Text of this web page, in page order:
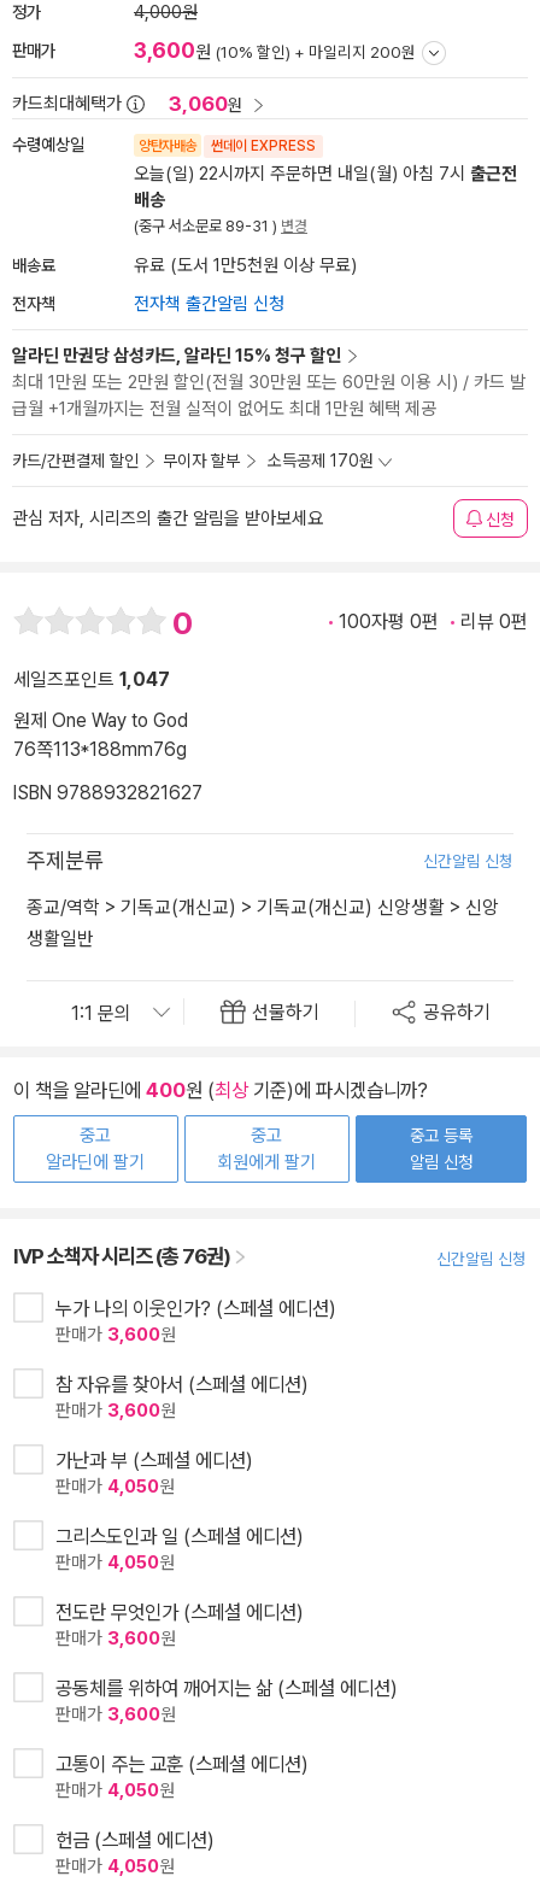
정가 4,000원
판매가 3,600원 (10% 할인) + 마일리지 200원
카드최대혜택가 3,060원
수령예상일 양탄자배송 썬데이 EXPRESS
오늘(일) 22시까지 주문하면 내일(월) 아침 7시 출근전
배송
(중구 서소문로 89-31 ) 변경
배송료 유료 (도서 1만5천원 이상 무료)
전자책 전자책 출간알림 신청
알라딘 만권당 삼성카드, 알라딘 15% 청구 할인
최대 1만원 또는 2만원 할인(전월 30만원 또는 60만원 이용 시) / 카드 발
급월 +1개월까지는 전월 실적이 없어도 최대 1만원 혜택 제공
카드/간편결제 할인 무이자 할부 소득공제 170원
관심 저자, 시리즈의 출간 알림을 받아보세요 신청
0 100자평 0편 리뷰 0편
세일즈포인트 1,047
원제 One Way to God
76쪽113*188mm76g
ISBN 9788932821627
주제분류 신간알림 신청
종교/역학 > 기독교(개신교) > 기독교(개신교) 신앙생활 > 신앙
생활일반
선물하기 공유하기
이 책을 알라딘에 400원 (최상기준)에 파시겠습니까?
중고
알라딘에 팔기
중고
회원에게 팔기
중고 등록
알림 신청
IVP 소책자 시리즈 (총 76권) 신간알림 신청
누가 나의 이웃인가? (스페셜 에디션)
판매가 3,600원
참 자유를 찾아서 (스페셜 에디션)
판매가 3,600원
가난과 부 (스페셜 에디션)
판매가 4,050원
그리스도인과 일 (스페셜 에디션)
판매가 4,050원
전도란 무엇인가 (스페셜 에디션)
판매가 3,600원
공동체를 위하여 깨어지는 삶 (스페셜 에디션)
판매가 3,600원
고통이 주는 교훈 (스페셜 에디션)
판매가 4,050원
헌금 (스페셜 에디션)
판매가 4,050원